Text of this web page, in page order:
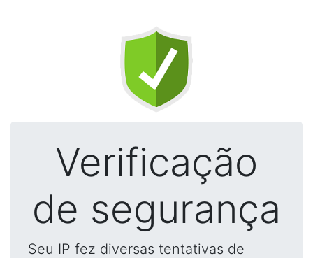
Verificação
de segurança
Seu IP fez diversas tentativas de